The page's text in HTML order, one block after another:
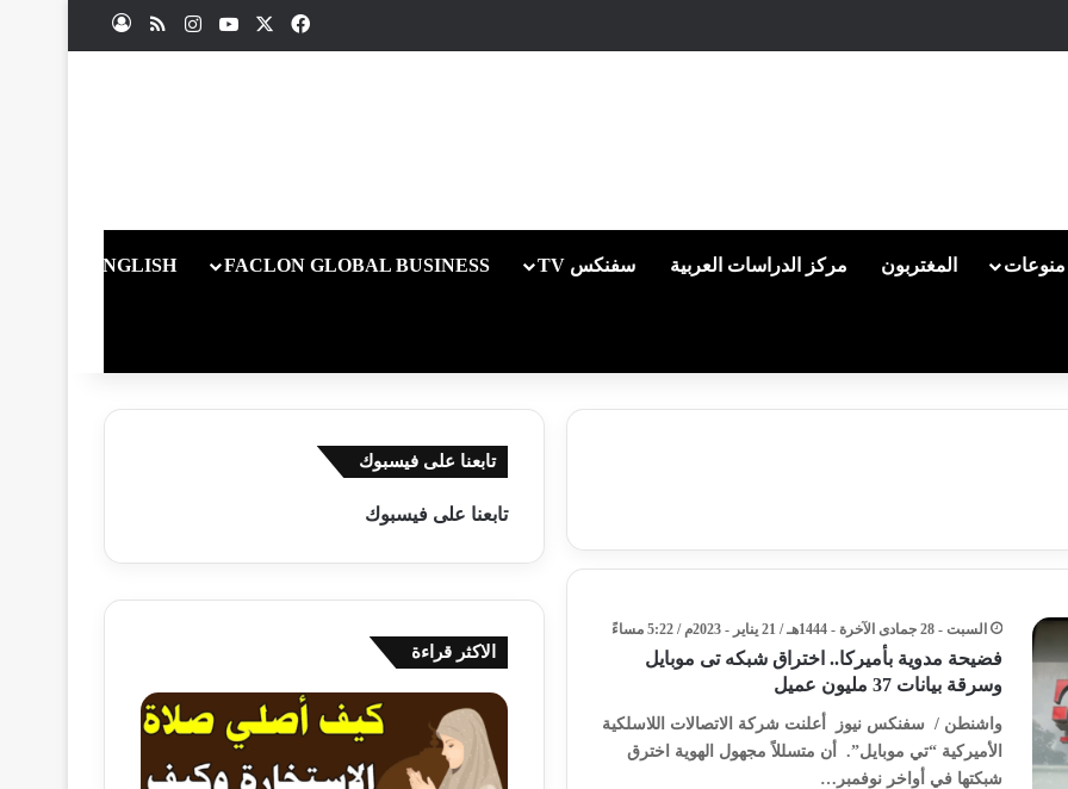
فيسبوك يوتيوبانستقرامملخص الموقع RSS
منوعات المغتربون مركز الدراسات العربية سفنكس TV FACLON GLOBAL BUSINESS
ENGLISH
السبت - 28 جمادى الآخرة - 1444هـ / 21 يناير - 2023م / 5:22 مساءً
فضيحة مدوية بأميركا.. اختراق شبكه تى موبايل
وسرقة بيانات 37 مليون عميل
واشنطن / سفنكس نيوز أعلنت شركة الاتصالات اللاسلكية
الأميركية “تي موبايل”. أن متسللاً مجهول الهوية اخترق
شبكتها في أواخر نوفمبر…
تابعنا على فيسبوك
تابعنا على فيسبوك
الاكثر قراءة